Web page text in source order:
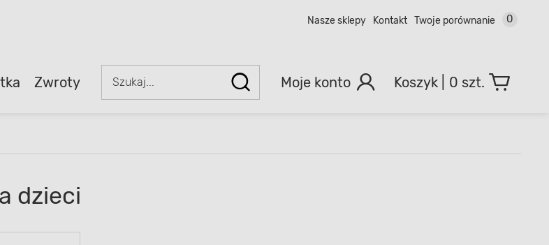
Nasze sklepy Kontakt Twoje porównanie 0
Zwroty Moje konto 0 szt.
dzieci